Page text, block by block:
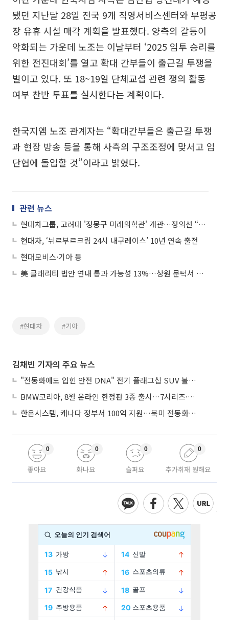
됐던 지난달 28일 전국 9개 직영서비스센터와 부평공
장 유휴 시설 매각 계획을 발표했다. 양측의 갈등이
악화되는 가운데 노조는 이날부터 ‘2025 임투 승리를
위한 전진대회’를 열고 확대 간부들이 출근길 투쟁을
벌이고 있다. 또 18~19일 단체교섭 관련 쟁의 활동
여부 찬반 투표를 실시한다는 계획이다.
한국지엠 노조 관계자는 “확대간부들은 출근길 투쟁
과 현장 방송 등을 통해 사측의 구조조정에 맞서고 임
단협에 돌입할 것”이라고 밝혔다.
관련 뉴스
현대차그룹, 고려대 '정몽구 미래의학관' 개관…정의선 “인류 모두에 희망 안기길”
현대차, ‘뉘르부르크링 24시 내구레이스’ 10년 연속 출전
현대모비스·기아 등
美 클래리티 법안 연내 통과 가능성 13%…상원 문턱서 제동
#현대차 #기아
김채빈 기자의 주요 뉴스
"전동화에도 입힌 안전 DNA" 전기 플래그십 SUV 볼보 'EX90'
BMW코리아, 8월 온라인 한정판 3종 출시…7시리즈·X7·M340i 투어링
한온시스템, 캐나다 정부서 100억 지원…북미 전동화 시장 가속
좋아요
0
화나요
0
슬퍼요
0
추가취재 원해요
0